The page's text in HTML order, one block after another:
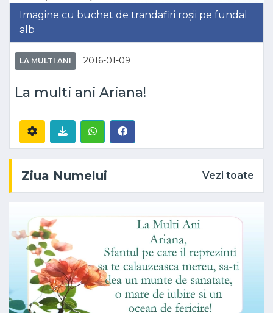
Imagine cu buchet de trandafiri roșii pe fundal
alb
LA MULTI ANI 2016-01-09
La multi ani Ariana!
Ziua Numelui Vezi toate